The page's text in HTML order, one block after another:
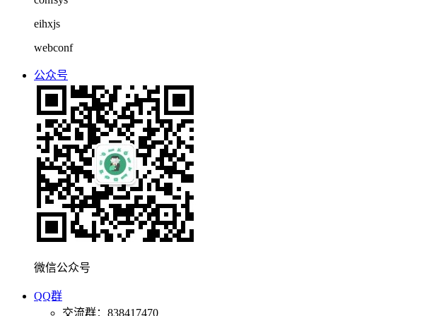
eihxjs
webconf
公众号
微信公众号
QQ群
交流群：838417470